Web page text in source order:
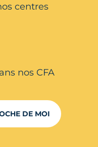
centres
nos CFA
DE MOI